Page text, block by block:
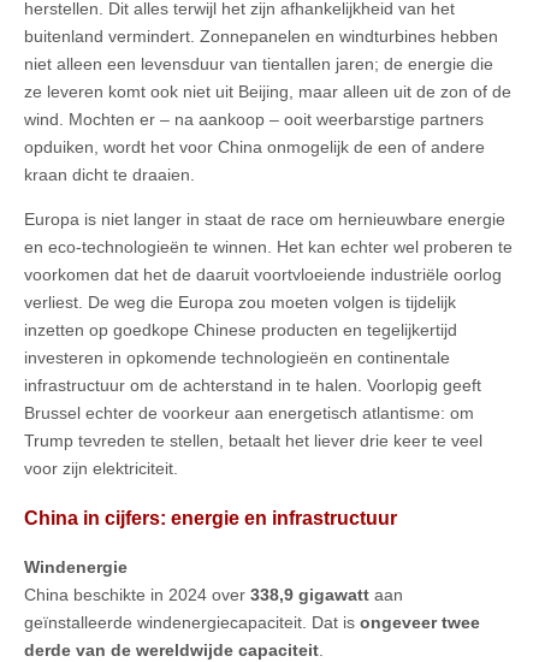
herstellen. Dit alles terwijl het zijn afhankelijkheid van het
buitenland vermindert. Zonnepanelen en windturbines hebben
niet alleen een levensduur van tientallen jaren; de energie die
ze leveren komt ook niet uit Beijing, maar alleen uit de zon of de
wind. Mochten er – na aankoop – ooit weerbarstige partners
opduiken, wordt het voor China onmogelijk de een of andere
kraan dicht te draaien.
Europa is niet langer in staat de race om hernieuwbare energie
en eco-technologieën te winnen. Het kan echter wel proberen te
voorkomen dat het de daaruit voortvloeiende industriële oorlog
verliest. De weg die Europa zou moeten volgen is tijdelijk
inzetten op goedkope Chinese producten en tegelijkertijd
investeren in opkomende technologieën en continentale
infrastructuur om de achterstand in te halen. Voorlopig geeft
Brussel echter de voorkeur aan energetisch atlantisme: om
Trump tevreden te stellen, betaalt het liever drie keer te veel
voor zijn elektriciteit.
China in cijfers: energie en infrastructuur
Windenergie
China beschikte in 2024 over 338,9 gigawatt aan
geïnstalleerde windenergiecapaciteit. Dat is ongeveer twee
derde van de wereldwijde capaciteit.